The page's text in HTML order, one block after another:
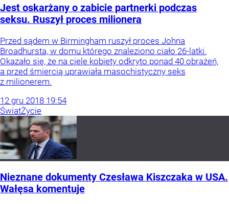
Jest oskarżany o zabicie partnerki podczas
seksu. Ruszył proces milionera
Przed sądem w Birmingham ruszył proces Johna
Broadhursta, w domu którego znaleziono ciało 26-latki.
Okazało się, że na ciele kobiety odkryto ponad 40 obrażeń,
a przed śmiercią uprawiała masochistyczny seks
z milionerem.
12 gru 2018 19:54
ŚwiatŻycie
Nieznane dokumenty Czesława Kiszczaka w USA.
Wałęsa komentuje